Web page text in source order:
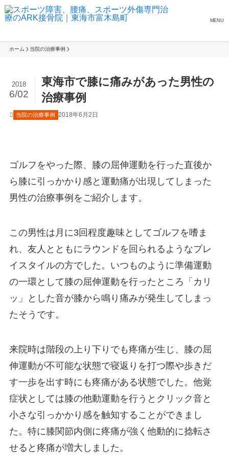
MENU
ホーム 当院の治療事例
東海市で膝に痛みがあった男性の
治療事例
2018
6/02
当院の治療事例 2018年6月2日
ゴルフをやった際、膝の屈伸運動を行った直後か
ら膝に引っかかり感と運動痛が出現してしまった
男性の治療事例をご紹介します。
この男性は月に3回程度趣味としてゴルフを嗜ま
れ、友人とともにラウンドを回られるようなプレ
イスタイルの方でした。いつものように準備運動
の一環として膝の屈伸運動を行ったところ「カリ
ッ」とした音が膝から鳴り痛みが発生してしまっ
たそうです。
来院時は階段の上り下りでも疼痛が生じ、膝の屈
伸運動が不可能な状態で寝返りを打つ際や歩きだ
す一歩を出す時にも疼痛がある状態でした。他覚
症状としては膝の他動運動を行うとクリック音と
小さな引っかかり感を触知することができまし
た。特に膝関節内側に疼痛が強く他動的に捻転さ
せると疼痛が増大しました。